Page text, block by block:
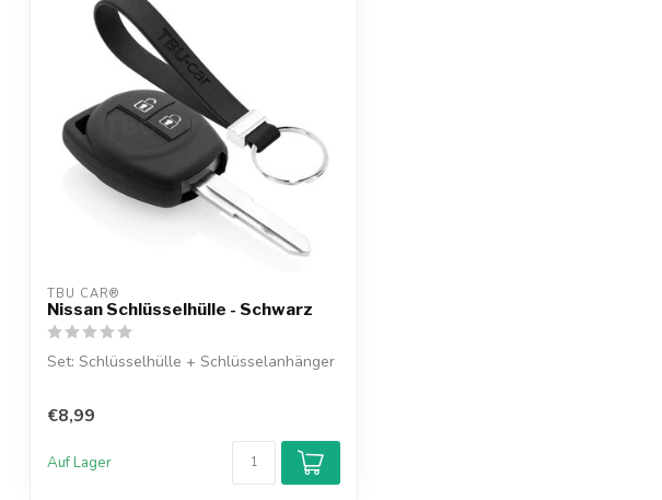
TBU CAR®
Nissan Schlüsselhülle - Schwarz
Set: Schlüsselhülle + Schlüsselanhänger
€8,99
Auf Lager